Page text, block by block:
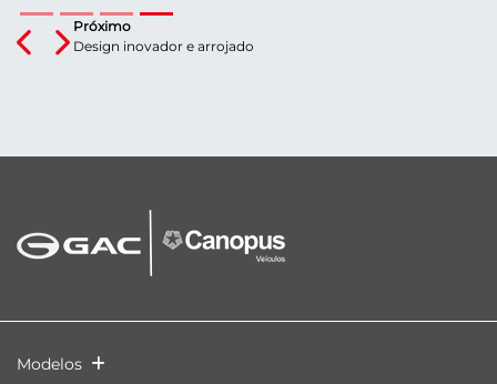
PreviousNext
Próximo
Design inovador e arrojado
Modelos